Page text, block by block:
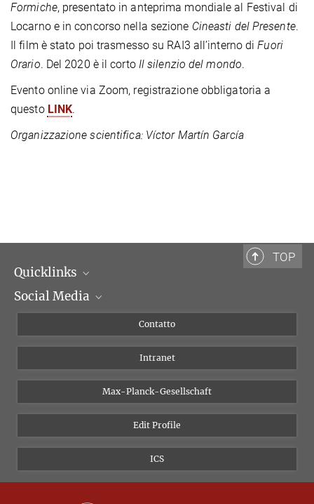
Formiche, presentato in anteprima mondiale al Festival di
Locarno e in concorso nella sezione Cineasti del Presente.
Il film è stato poi trasmesso su RAI3 all’interno diFuori
Orario. Del 2020 è il cortoIl silenzio del mondo.
Evento online via Zoom, registrazione obbligatoria a
questo LINK.
Organizzazione scientifica: Víctor Martín García
TOP
Quicklinks
Dipartimenti di ricerca
Social Media
Instagram
Bluesky
Vimeo
Newsletter
Contatto
Intranet
Max-Planck-Gesellschaft
Edit Profile
ICS